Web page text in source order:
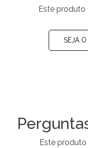
Este produto
SEJA O
Este